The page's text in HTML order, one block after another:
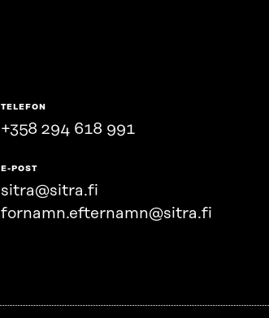
TELEFON
+358 294 618 991
E-POST
sitra@sitra.fi
fornamn.efternamn@sitra.fi